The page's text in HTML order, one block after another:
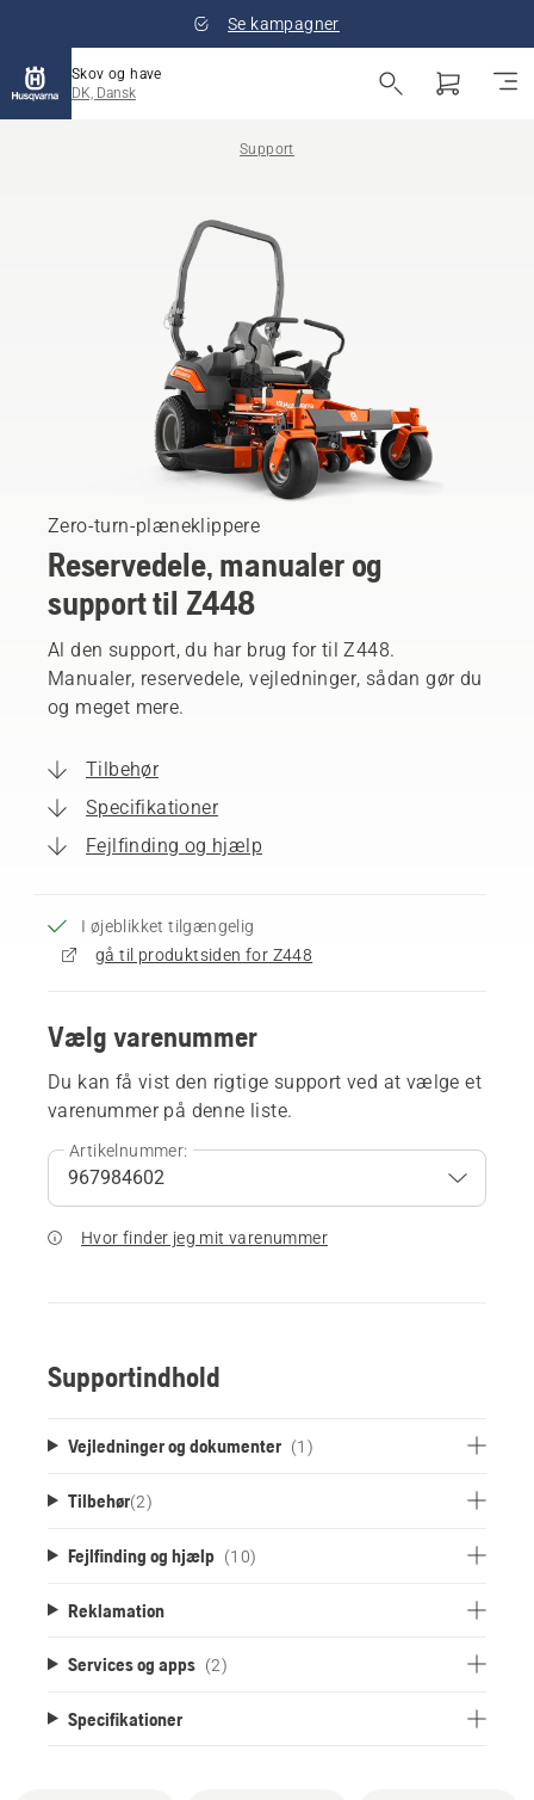
Se kampagner
Skov og have
DK, Dansk
Support
Zero-turn-plæneklippere
Reservedele, manualer og
support til Z448
Al den support, du har brug for til Z448.
Manualer, reservedele, vejledninger, sådan gør du
og meget mere.
Tilbehør
Specifikationer
Fejlfinding og hjælp
I øjeblikket tilgængelig
gå til produktsiden for Z448
Vælg varenummer
Du kan få vist den rigtige support ved at vælge et
varenummer på denne liste.
Artikelnummer:
Hvor finder jeg mit varenummer
Supportindhold
Vejledninger og dokumenter (1)
Tilbehør(2)
Fejlfinding og hjælp (10)
Reklamation
Services og apps (2)
Specifikationer